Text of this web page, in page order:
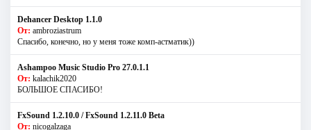
Dehancer Desktop 1.1.0
От: ambroziastrum
Спасибо, конечно, но у меня тоже комп-астматик))
Ashampoo Music Studio Pro 27.0.1.1
От: kalachik2020
БОЛЬШОЕ СПАСИБО!
FxSound 1.2.10.0 / FxSound 1.2.11.0 Beta
От: nicogalzaga